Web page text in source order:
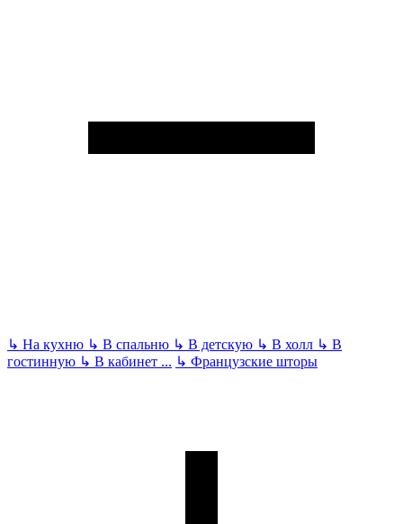
↳ На кухню ↳ В спальню ↳ В детскую ↳ В холл ↳ В
гостинную ↳ В кабинет ... ↳ Французские шторы